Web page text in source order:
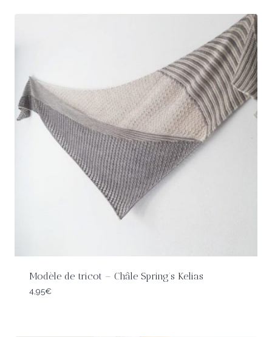
Modèle de tricot – Châle Spring’s Kelias
4,95€